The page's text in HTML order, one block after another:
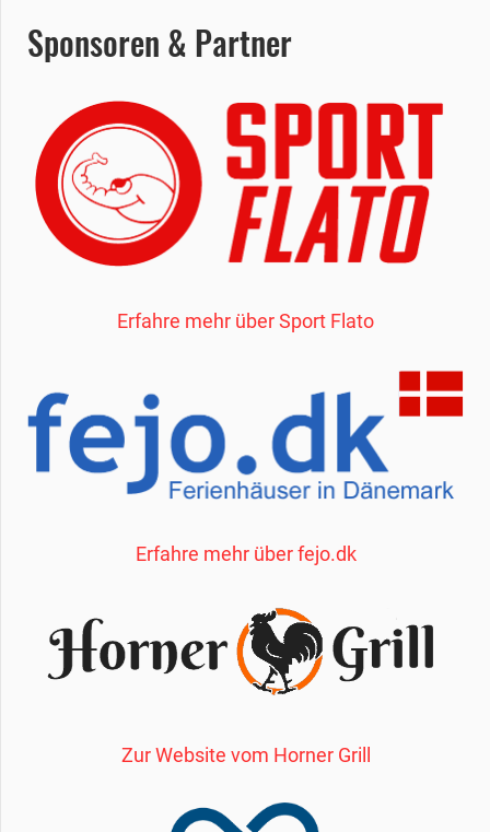
Sponsoren & Partner
Erfahre mehr über Sport Flato
Erfahre mehr über fejo.dk
Zur Website vom Horner Grill